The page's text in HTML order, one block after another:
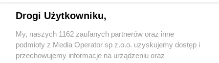
Wydawca mediów
Drogi Użytkowniku,
My, naszych 1162 zaufanych partnerów oraz inne
podmioty z Media Operator sp z.o.o. uzyskujemy dostęp i
przechowujemy informacje na urządzeniu oraz